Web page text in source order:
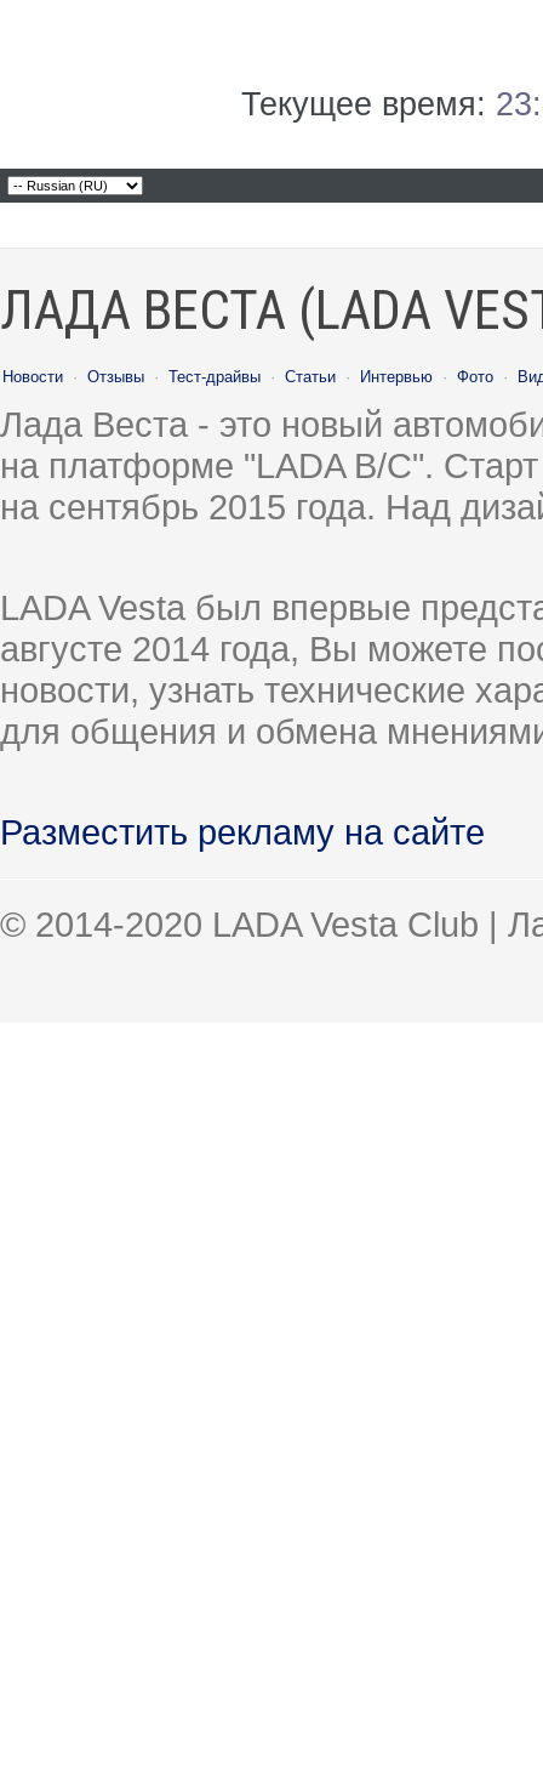
Текущее время:
ЛАДА ВЕСТА (LADA
Новости · Отзывы · Тест-драйвы · Статьи · Интервью · Фото ·
Лада Веста - это новый
на платформе "LADA B/C".
на сентябрь 2015 года. Над
LADA Vesta был впервые
августе 2014 года, Вы можете
новости, узнать технические
для общения и обмена
Разместить рекламу на сайте
© 2014-2020 LADA Vesta Club |